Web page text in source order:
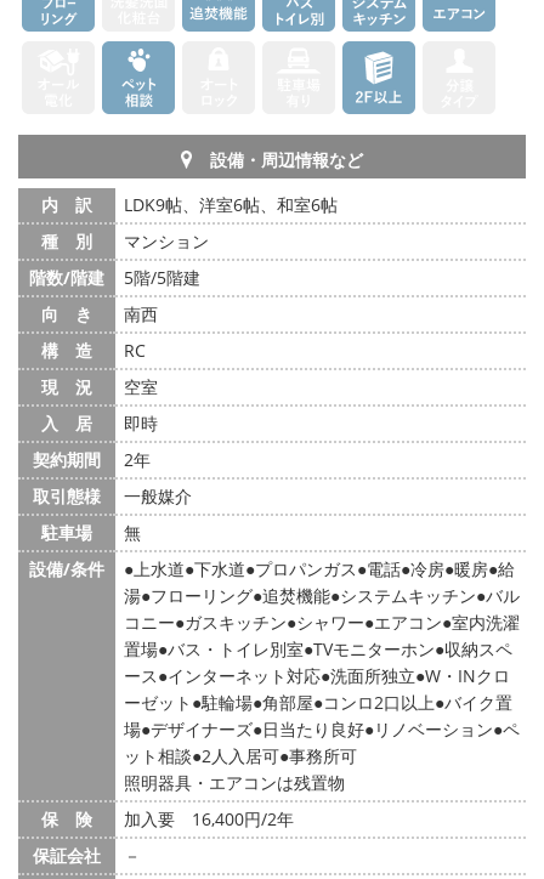
設備・周辺情報など
内 訳
LDK9帖、洋室6帖、和室6帖
種 別
マンション
階数/階建
5階/5階建
向 き
南西
構 造
RC
現 況
空室
入 居
即時
契約期間
2年
取引態様
一般媒介
駐車場
無
設備/条件
上水道 下水道 プロパンガス 電話 冷房 暖房 給
湯 フローリング 追焚機能 システムキッチン バル
コニー ガスキッチン シャワー エアコン 室内洗濯
置場 バス・トイレ別室 TVモニターホン 収納スペ
ース インターネット対応 洗面所独立 W・INクロ
ーゼット 駐輪場 角部屋 コンロ2口以上 バイク置
場 デザイナーズ 日当たり良好 リノベーション ペ
ット相談 2人入居可 事務所可
照明器具・エアコンは残置物
保 険
加入要 16,400円/2年
保証会社
－